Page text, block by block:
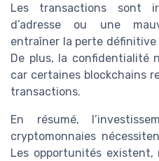
Les transactions sont
d’adresse ou une
entraîner la perte
De plus, la confidentialité
car certaines blockchains
transactions.
En résumé,
cryptomonnaies
Les opportunités existent,